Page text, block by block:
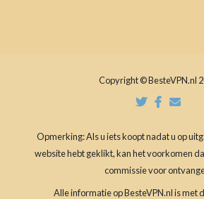
Copyright © BesteVPN.nl
Opmerking: Als u iets koopt nadat u op
website hebt geklikt, kan het voorkomen
commissie voor
Alle informatie op BesteVPN.nl is met